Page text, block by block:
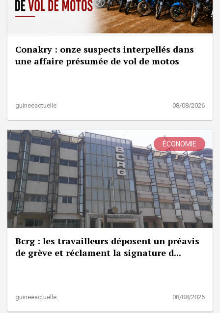
Conakry : onze suspects interpellés dans
une affaire présumée de vol de motos
guineeactuelle 08/08/2026
ÉCONOMIE
Bcrg : les travailleurs déposent un préavis
de grève et réclament la signature d...
guineeactuelle 08/08/2026